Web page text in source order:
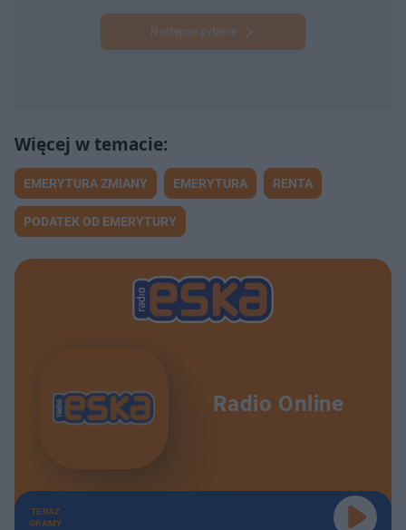
Następne pytanie
EMERYTURA ZMIANY EMERYTURA RENTA
PODATEK OD EMERYTURY
Radio Online
TERAZ
GRAMY